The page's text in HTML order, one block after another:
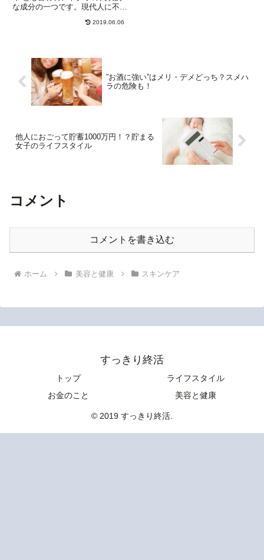
な成分の一つです。現代人に不足
できることから注目され、ダイエ
ン＞摂...
2019.06.06
”お酒に強い”はメリ・デメどっち？スメハ
ラの危険も！
他人におごって貯蓄1000万円！？貯まる
女子のライフスタイル
コメント
コメントを書き込む
ホーム 美容と健康 スキンケア
すっきり終活
トップ
ライフスタイル
お金のこと
美容と健康
© 2019 すっきり終活.